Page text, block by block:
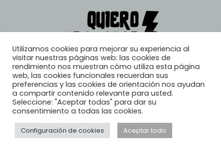
© 2026, Quiero Trabajar
Utilizamos cookies para mejorar su experiencia al
visitar nuestras páginas web: las cookies de
rendimiento nos muestran cómo utiliza esta página
web, las cookies funcionales recuerdan sus
preferencias y las cookies de orientación nos ayudan
a compartir contenido relevante para usted.
Seleccione: "Aceptar todas" para dar su
consentimiento a todas las cookies.
Configuración de cookies Aceptar todo